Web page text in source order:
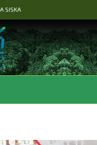
SISKA